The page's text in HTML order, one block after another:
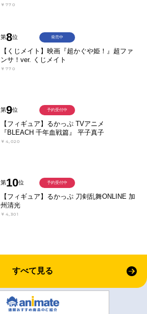
￥770
第8位
【くじメイト】映画『超かぐや姫！』超ファ
ンサ！ver. くじメイト
￥770
発売中
第9位
【フィギュア】るかっぷ TVアニメ
『BLEACH 千年血戦篇』 平子真子
￥4,020
予約受付中
第10位
【フィギュア】るかっぷ 刀剣乱舞ONLINE 加
州清光
￥4,301
予約受付中
すべて見る